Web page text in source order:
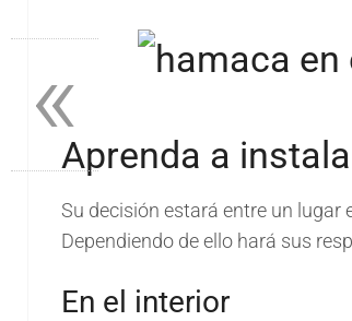
Aprenda a
Su decisión estará entre un lugar
Dependiendo de ello hará sus
En el interior
«